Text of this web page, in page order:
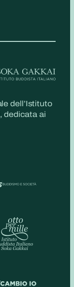
dell’Istituto
dedicata ai